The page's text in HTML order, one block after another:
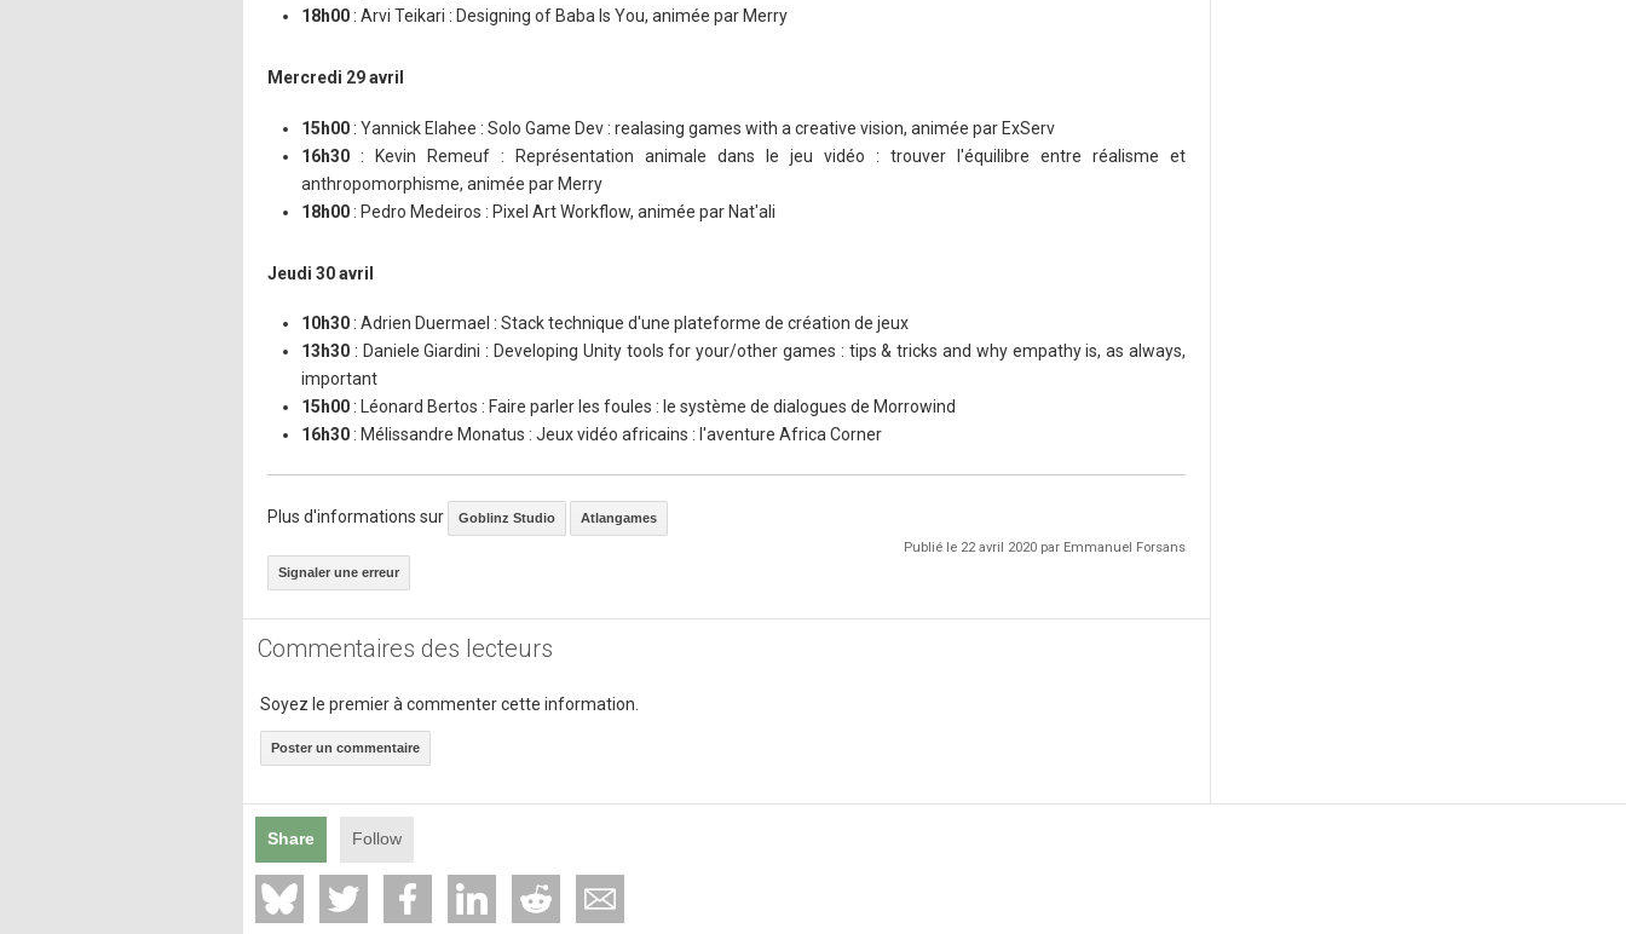
18h00 : Arvi Teikari : Designing of Baba Is You, animée par Merry
Mercredi 29 avril
15h00 : Yannick Elahee : Solo Game Dev : realasing games with a creative vision, animée par ExServ
16h30 : Kevin Remeuf : Représentation animale dans le jeu vidéo : trouver l'équilibre entre réalisme et
anthropomorphisme, animée par Merry
18h00 : Pedro Medeiros : Pixel Art Workflow, animée par Nat'ali
Jeudi 30 avril
10h30 : Adrien Duermael : Stack technique d'une plateforme de création de jeux
13h30 : Daniele Giardini : Developing Unity tools for your/other games : tips & tricks and why empathy is, as always,
important
15h00 : Léonard Bertos : Faire parler les foules : le système de dialogues de Morrowind
16h30 : Mélissandre Monatus : Jeux vidéo africains : l'aventure Africa Corner
Plus d'informations sur Goblinz Studio Atlangames
Publié le 22 avril 2020 par Emmanuel Forsans
Signaler une erreur
Commentaires des lecteurs
Soyez le premier à commenter cette information.
Poster un commentaire
Share Follow